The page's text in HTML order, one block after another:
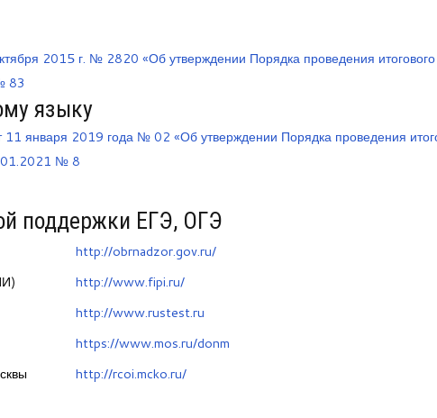
2015 г. № 2820 «Об утверждении Порядка проведения итогового
83
языку
января 2019 года № 02 «Об утверждении Порядка проведения
№ 8
поддержки ЕГЭ, ОГЭ
http://obrnadzor.gov.ru/
http://www.fipi.ru/
http://www.rustest.ru
https://www.mos.ru/donm
http://rcoi.mcko.ru/